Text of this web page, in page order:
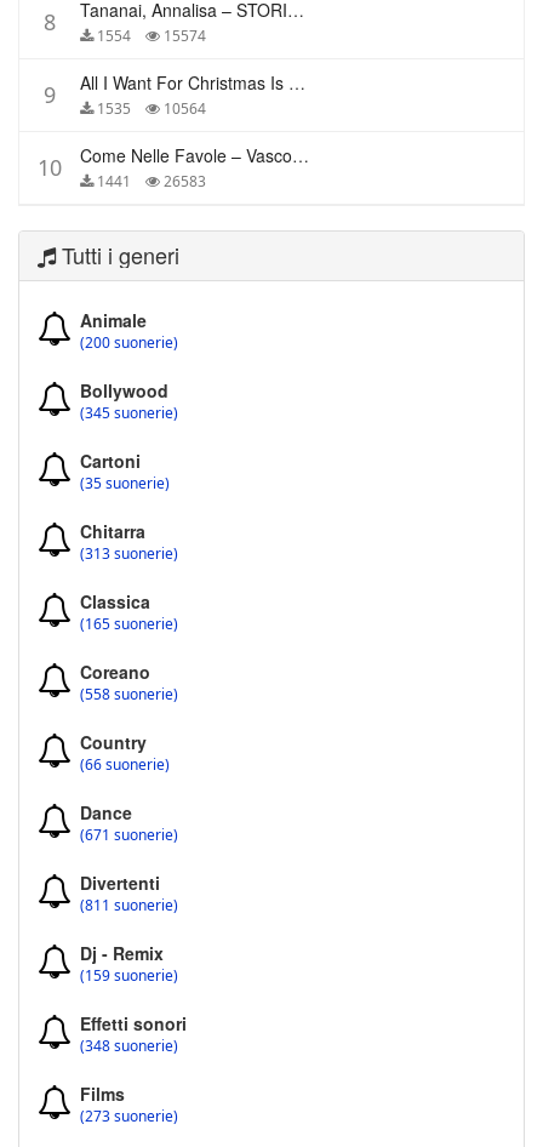
8 Tananai, Annalisa – STORIE BREVI
1554 15574
9 All I Want For Christmas Is You – Mariah Carey
1535 10564
10 Come Nelle Favole – Vasco Rossi
1441 26583
Tutti i generi
Animale
(200 suonerie)
Bollywood
(345 suonerie)
Cartoni
(35 suonerie)
Chitarra
(313 suonerie)
Classica
(165 suonerie)
Coreano
(558 suonerie)
Country
(66 suonerie)
Dance
(671 suonerie)
Divertenti
(811 suonerie)
Dj - Remix
(159 suonerie)
Effetti sonori
(348 suonerie)
Films
(273 suonerie)